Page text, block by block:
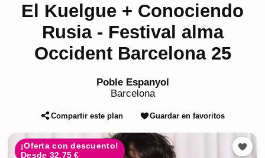
El Kuelgue + Conociendo
Rusia - Festival alma
Occident Barcelona 25
Poble Espanyol
Barcelona
Compartir este plan Guardar en favoritos
¡Oferta con descuento!
Desde 32.75 €